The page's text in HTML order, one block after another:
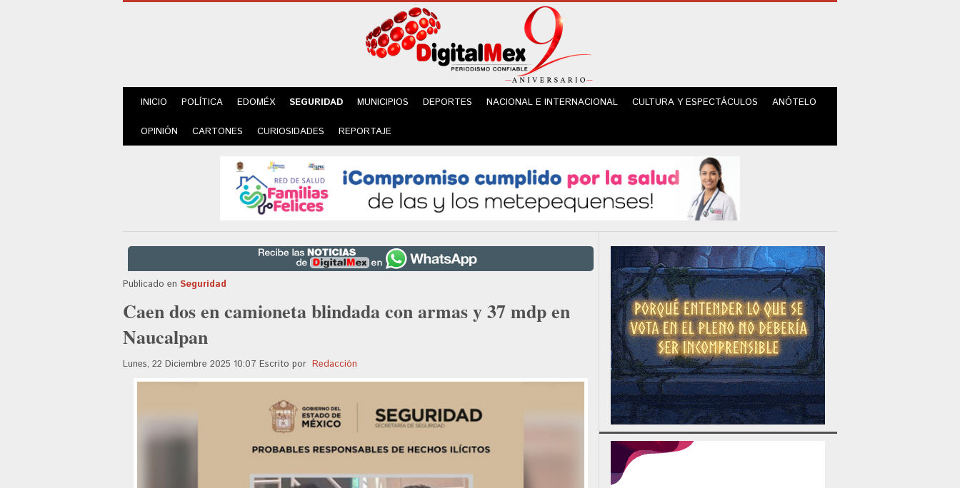
INICIO POLÍTICA EDOMÉX SEGURIDAD MUNICIPIOS DEPORTES NACIONAL E INTERNACIONAL CULTURA Y ESPECTÁCULOS ANÓTELO
OPINIÓN CARTONES CURIOSIDADES REPORTAJE
Publicado en Seguridad
Caen dos en camioneta blindada con armas y 37 mdp en
Naucalpan
Lunes, 22 Diciembre 2025 10:07 Escrito por Redacción